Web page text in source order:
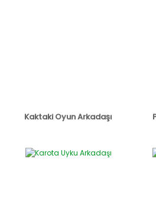
Kaktaki Oyun Arkadaşı